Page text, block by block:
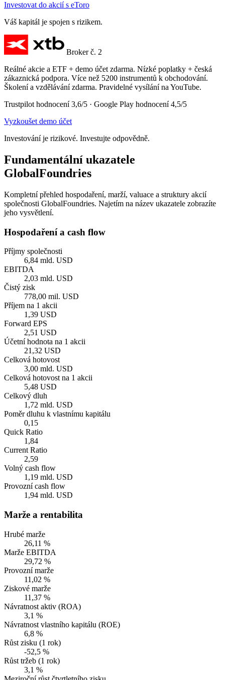
Investovat do akcií s eToro
Váš kapitál je spojen s rizikem.
Broker č. 2
Reálné akcie a ETF + demo účet zdarma. Nízké poplatky + česká
zákaznická podpora. Více než 5200 instrumentů k obchodování.
Školení a vzdělávání zdarma. Pravidelné vysílání na YouTube.
Trustpilot hodnocení 3,6/5 · Google Play hodnocení 4,5/5
Vyzkoušet demo účet
Investování je rizikové. Investujte odpovědně.
Fundamentální ukazatele
GlobalFoundries
Kompletní přehled hospodaření, marží, valuace a struktury akcií
společnosti GlobalFoundries. Najetím na název ukazatele zobrazíte
jeho vysvětlení.
Hospodaření a cash flow
Příjmy společnosti
6,84 mld. USD
EBITDA
2,03 mld. USD
Čistý zisk
778,00 mil. USD
Příjem na 1 akcii
1,39 USD
Forward EPS
2,51 USD
Účetní hodnota na 1 akcii
21,32 USD
Celková hotovost
3,00 mld. USD
Celková hotovost na 1 akcii
5,48 USD
Celkový dluh
1,72 mld. USD
Poměr dluhu k vlastnímu kapitálu
0,15
Quick Ratio
1,84
Current Ratio
2,59
Volný cash flow
1,19 mld. USD
Provozní cash flow
1,94 mld. USD
Marže a rentabilita
Hrubé marže
26,11 %
Marže EBITDA
29,72 %
Provozní marže
11,02 %
Ziskové marže
11,37 %
Návratnost aktiv (ROA)
3,1 %
Návratnost vlastního kapitálu (ROE)
6,8 %
Růst zisku (1 rok)
-52,5 %
Růst tržeb (1 rok)
3,1 %